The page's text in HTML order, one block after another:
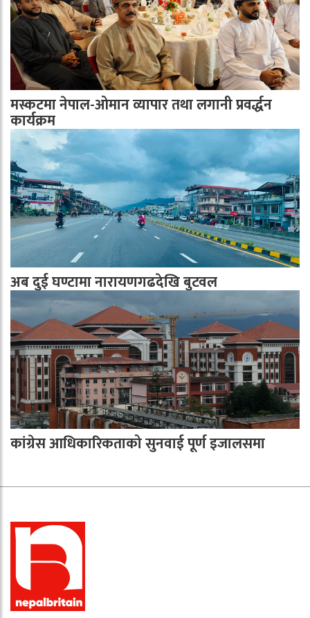
मस्कटमा नेपाल-ओमान व्यापार तथा लगानी प्रवर्द्धन
कार्यक्रम
अब दुई घण्टामा नारायणगढदेखि बुटवल
कांग्रेस आधिकारिकताको सुनवाई पूर्ण इजालसमा